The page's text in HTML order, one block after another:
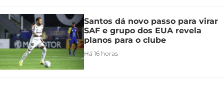
Santos dá novo passo para virar
SAF e grupo dos EUA revela
planos para o clube
Há 16 horas